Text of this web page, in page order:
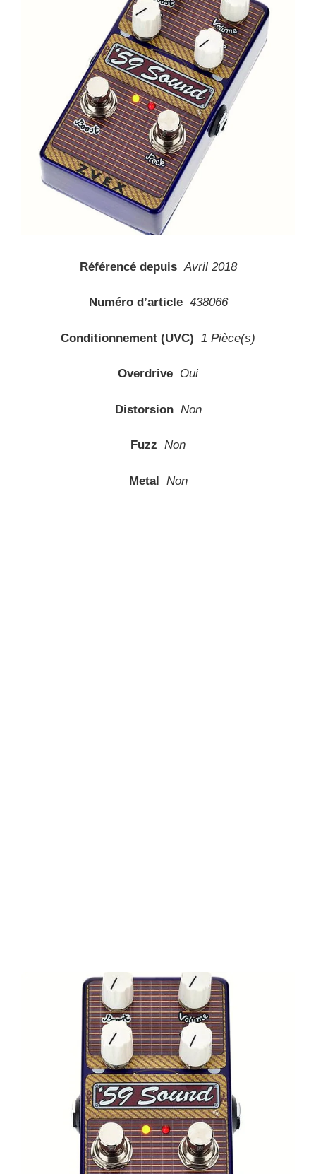
Référencé depuis Avril 2018
Numéro d’article 438066
Conditionnement (UVC) 1 Pièce(s)
Overdrive Oui
Distorsion Non
Fuzz Non
Metal Non